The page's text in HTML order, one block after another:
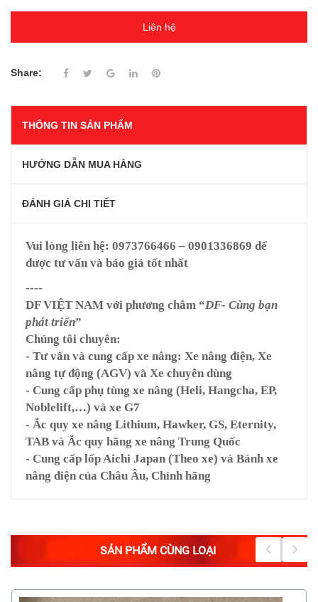
Liên hệ
Share:
THÔNG TIN SẢN PHẨM
HƯỚNG DẪN MUA HÀNG
ĐÁNH GIÁ CHI TIẾT
Vui lòng liên hệ: 0973766466 – 0901336869 để
được tư vấn và báo giá tốt nhất
----
DF VIỆT NAM với phương châm “DF- Cùng bạn
phát triển”
Chúng tôi chuyên:
- Tư vấn và cung cấp xe nâng: Xe nâng điện, Xe
nâng tự động (AGV) và Xe chuyên dùng
- Cung cấp phụ tùng xe nâng (Heli, Hangcha, EP,
Noblelift,…) và xe G7
- Ắc quy xe nâng Lithium, Hawker, GS, Eternity,
TAB và Ắc quy hãng xe nâng Trung Quốc
- Cung cấp lốp Aichi Japan (Theo xe) và Bánh xe
nâng điện của Châu Âu, Chính hãng
SẢN PHẨM CÙNG LOẠI